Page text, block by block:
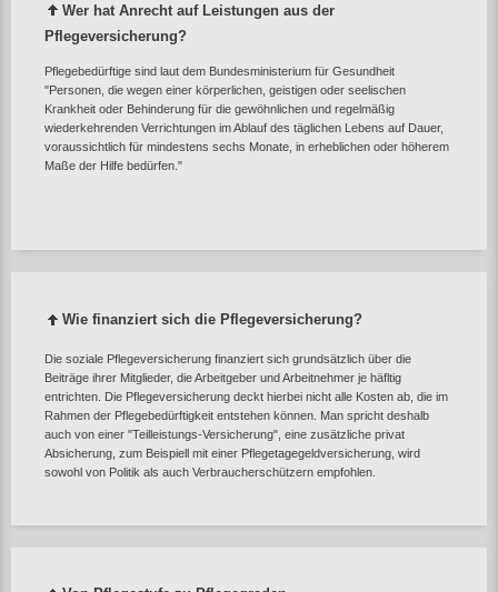
Wer hat Anrecht auf Leistungen aus der
Pflegeversicherung?
Pflegebedürftige sind laut dem Bundesministerium für Gesundheit
"Personen, die wegen einer körperlichen, geistigen oder seelischen
Krankheit oder Behinderung für die gewöhnlichen und regelmäßig
wiederkehrenden Verrichtungen im Ablauf des täglichen Lebens auf Dauer,
voraussichtlich für mindestens sechs Monate, in erheblichen oder höherem
Maße der Hilfe bedürfen."
Wie finanziert sich die Pflegeversicherung?
Die soziale Pflegeversicherung finanziert sich grundsätzlich über die
Beiträge ihrer Mitglieder, die Arbeitgeber und Arbeitnehmer je häfltig
entrichten. Die Pflegeversicherung deckt hierbei nicht alle Kosten ab, die im
Rahmen der Pflegebedürftigkeit entstehen können. Man spricht deshalb
auch von einer "Teilleistungs-Versicherung", eine zusätzliche privat
Absicherung, zum Beispiell mit einer Pflegetagegeldversicherung, wird
sowohl von Politik als auch Verbraucherschützern empfohlen.